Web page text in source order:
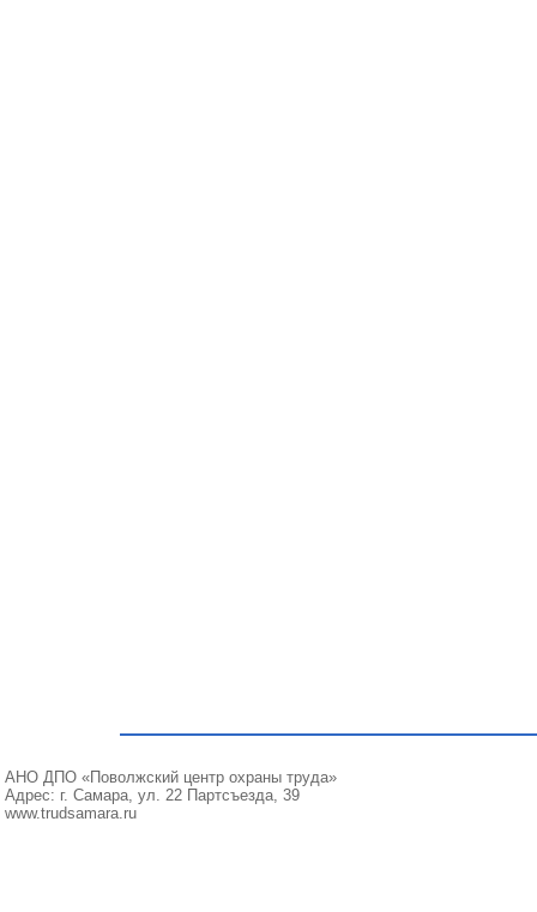
АНО ДПО «Поволжский центр охраны труда»
Адрес: г. Самара, ул. 22 Партсъезда, 39
www.trudsamara.ru